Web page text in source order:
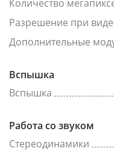
Количество
Разрешение при
Дополнительные
Вспышка
Вспышка
Работа со звуком
Стереодинамики